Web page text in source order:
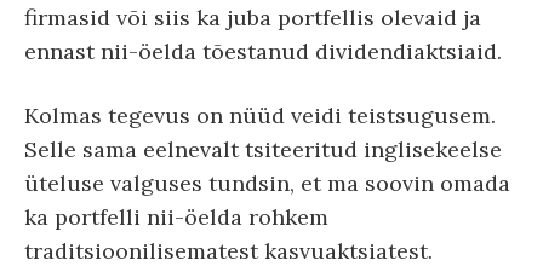
firmasid või siis ka juba portfellis olevaid ja
ennast nii-öelda tõestanud dividendiaktsiaid.
Kolmas tegevus on nüüd veidi teistsugusem.
Selle sama eelnevalt tsiteeritud inglisekeelse
üteluse valguses tundsin, et ma soovin omada
ka portfelli nii-öelda rohkem
traditsioonilisematest kasvuaktsiatest.